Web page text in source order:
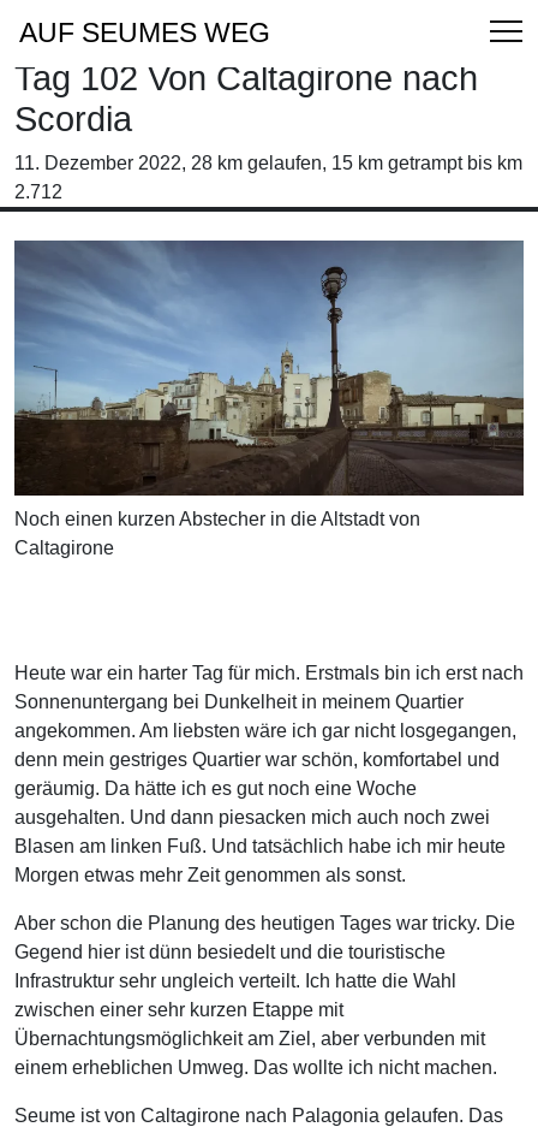
AUF SEUMES WEG
Heute war ein harter Tag für mich. Erstmals bin ich erst nach
Sonnenuntergang bei Dunkelheit in meinem Quartier
angekommen. Am liebsten wäre ich gar nicht losgegangen,
denn mein gestriges Quartier war schön, komfortabel und
geräumig. Da hätte ich es gut noch eine Woche
ausgehalten. Und dann piesacken mich auch noch zwei
Blasen am linken Fuß. Und tatsächlich habe ich mir heute
Morgen etwas mehr Zeit genommen als sonst.
Aber schon die Planung des heutigen Tages war tricky. Die
Gegend hier ist dünn besiedelt und die touristische
Infrastruktur sehr ungleich verteilt. Ich hatte die Wahl
zwischen einer sehr kurzen Etappe mit
Übernachtungsmöglichkeit am Ziel, aber verbunden mit
einem erheblichen Umweg. Das wollte ich nicht machen.
Seume ist von Caltagirone nach Palagonia gelaufen. Das
Noch einen kurzen Abstecher in die Altstadt von
Caltagirone
Tag 102 Von Caltagirone nach
Scordia
11. Dezember 2022, 28 km gelaufen, 15 km getrampt bis km
2.712